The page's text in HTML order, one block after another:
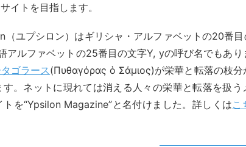
イトを目指します。
（ユプシロン）はギリシャ・アルファベットの20番
アルファベットの25番目の文字Y, yの呼び名でもあり
ゴラース (Πυθαγόρας ὁ Σάμιος)が栄華と転落の枝分
。ネットに現れては消える人々の栄華と転落を扱う
を“Ypsilon Magazine”と名付けました。詳しくはこ